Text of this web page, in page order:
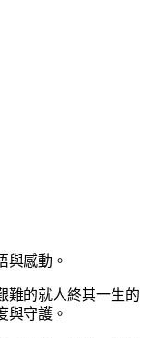
與感動。
難的就人終其一生的
與守護。